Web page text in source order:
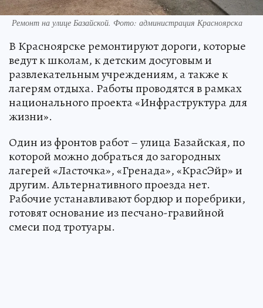
Ремонт на улице Базайской. Фото: администрация Красноярска
В Красноярске ремонтируют дороги, которые
ведут к школам, к детским досуговым и
развлекательным учреждениям, а также к
лагерям отдыха. Работы проводятся в рамках
национального проекта «Инфраструктура для
жизни».
Один из фронтов работ – улица Базайская, по
которой можно добраться до загородных
лагерей «Ласточка», «Гренада», «КрасЭйр» и
другим. Альтернативного проезда нет.
Рабочие устанавливают бордюр и поребрики,
готовят основание из песчано-гравийной
смеси под тротуары.